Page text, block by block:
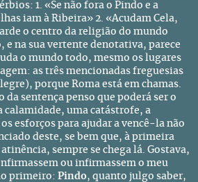
1. «Se não fora o Pindo e a
iam à Ribeira» 2. «Acudam Cela,
o centro da religião do mundo
na sua vertente denotativa, parece
o mundo todo, mesmo os lugares
as três mencionadas freguesias
porque Roma está em chamas.
da sentença penso que poderá ser o
calamidade, uma catástrofe, a
esforços para ajudar a vencê-la não
deste, se bem que, à primeira
sempre se chega lá. Gostava,
ou infirmassem o meu
primeiro: Pindo, quanto julgo saber,